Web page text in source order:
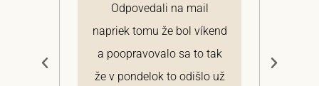
Odpovedali na mail
napriek tomu že bol víkend
a poopravovalo sa to tak
že v pondelok to odišlo už